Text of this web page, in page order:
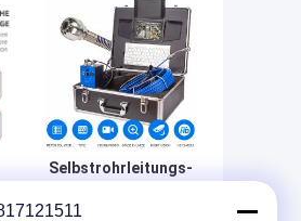
Selbstrohrleitungs-
Abwasserkanal-